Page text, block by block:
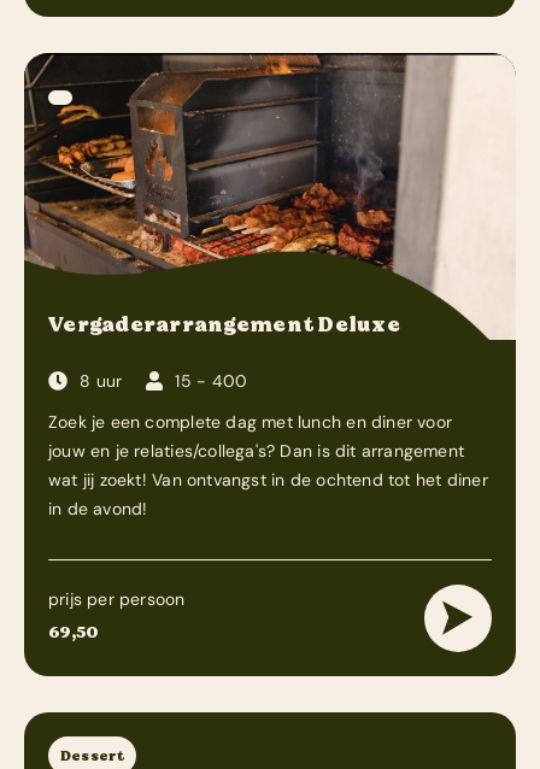
Vergaderarrangement Deluxe
8 uur
15 - 400
Zoek je een complete dag met lunch en diner voor
jouw en je relaties/collega's? Dan is dit arrangement
wat jij zoekt! Van ontvangst in de ochtend tot het diner
in de avond!
prijs per persoon
69,50
Dessert